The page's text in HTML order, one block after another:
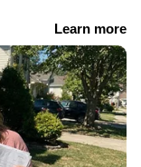
എല്ലാ
ഏഷ്യാനെറ്റ്
News
—
സമയത്തും,